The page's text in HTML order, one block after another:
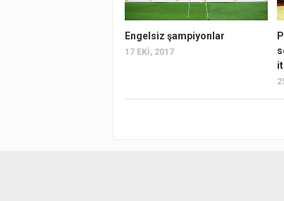
Engelsiz şampiyonlar
17 EKI, 2017